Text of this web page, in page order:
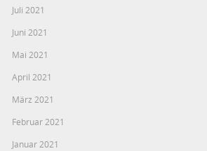
Juli 2021
Juni 2021
Mai 2021
April 2021
März 2021
Februar 2021
Januar 2021